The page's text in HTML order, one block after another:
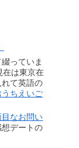
っていま
在は東京在
て英語の
うちえいご
目なお問い
デートの